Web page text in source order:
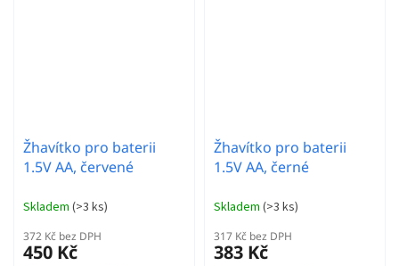
Žhavítko pro baterii
1.5V AA, červené
Skladem (>3 ks)
372 Kč bez DPH
450 Kč
Žhavítko pro baterii
1.5V AA, černé
Skladem (>3 ks)
317 Kč bez DPH
383 Kč